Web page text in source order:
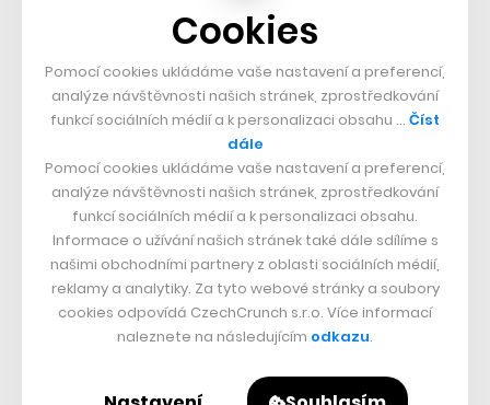
Nepřehlédněte:
Cookies
Pomocí cookies ukládáme vaše nastavení a preferencí,
analýze návštěvnosti našich stránek, zprostředkování
funkcí sociálních médií a k personalizaci obsahu … Číst
dále
Pomocí cookies ukládáme vaše nastavení a preferencí,
analýze návštěvnosti našich stránek, zprostředkování
funkcí sociálních médií a k personalizaci obsahu.
Informace o užívání našich stránek také dále sdílíme s
našimi obchodními partnery z oblasti sociálních médií,
reklamy a analytiky. Za tyto webové stránky a soubory
cookies odpovídá CzechCrunch s.r.o. Více informací
naleznete na následujícím odkazu.